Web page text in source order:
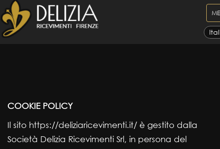
COOKIE POLICY
Il sito https://deliziaricevimenti.it/ è gestito dalla
Società Delizia Ricevimenti Srl, in persona del